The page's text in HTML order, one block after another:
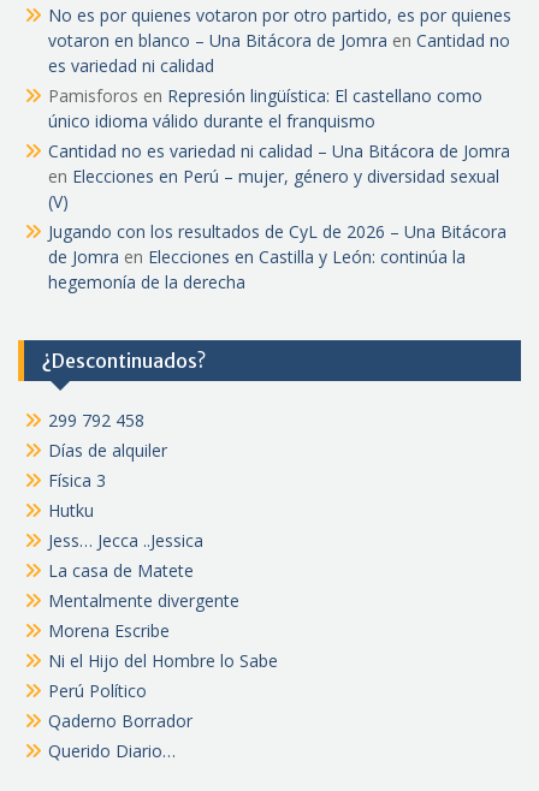
No es por quienes votaron por otro partido, es por quienes
votaron en blanco – Una Bitácora de Jomra en Cantidad no
es variedad ni calidad
Pamisforos en Represión lingüística: El castellano como
único idioma válido durante el franquismo
Cantidad no es variedad ni calidad – Una Bitácora de Jomra
en Elecciones en Perú – mujer, género y diversidad sexual
(V)
Jugando con los resultados de CyL de 2026 – Una Bitácora
de Jomra en Elecciones en Castilla y León: continúa la
hegemonía de la derecha
¿Descontinuados?
299 792 458
Días de alquiler
Física 3
Hutku
Jess… Jecca ..Jessica
La casa de Matete
Mentalmente divergente
Morena Escribe
Ni el Hijo del Hombre lo Sabe
Perú Político
Qaderno Borrador
Querido Diario…